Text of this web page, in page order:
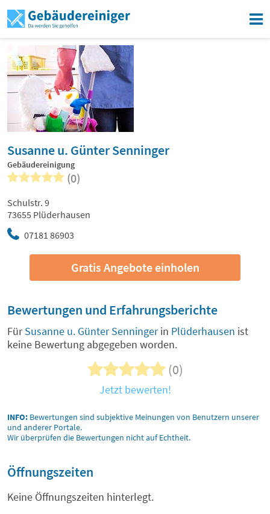
Susanne u. Günter Senninger
Gebäudereinigung
(0)
07181 86903
Schulstr. 9
73655 Plüderhausen
Gratis Angebote einholen
Bewertungen und Erfahrungsberichte
FürSusanne u. Günter Senningerin Plüderhausen ist
keine Bewertung abgegeben worden.
(0)
Jetzt bewerten!
INFO: Bewertungen sind subjektive Meinungen von Benutzern unserer
und anderer Portale.
Wir überprüfen die Bewertungen nicht auf Echtheit.
Öffnungszeiten
Keine Öffnungszeiten hinterlegt.